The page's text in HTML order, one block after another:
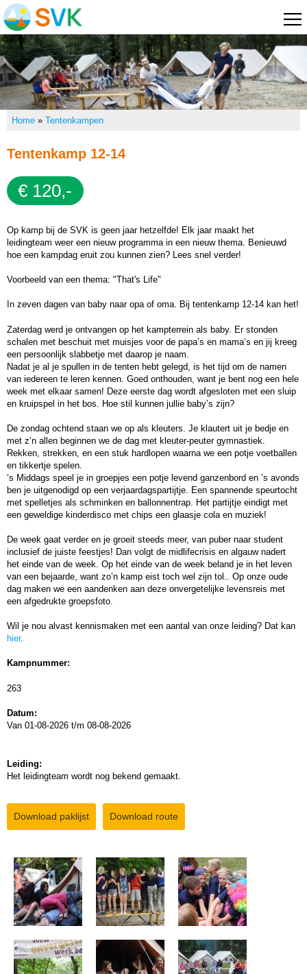
algemene
inhoud
gaan
Home
Tentenkampen
Tentenkamp 7-9
Tentenkamp 10-12
Tentenkamp 15-18
Zeilkamp 15-18
Foto's
Informatie
Bestuur
Deelnemers
Geschiedenis
Leiding
Mee als leiding
Voorwaarden
Veel gestelde vragen
Contact
U bent hier
Home» Tentenkampen
Tentenkamp 12-14
€ 120,-
Op kamp bij de SVK is geen jaar hetzelfde! Elk jaar maakt het
leidingteam weer een nieuw programma in een nieuw thema. Benieuwd
hoe een kampdag eruit zou kunnen zien? Lees snel verder!
Voorbeeld van een thema: "That's Life"
In zeven dagen van baby naar opa of oma. Bij tentenkamp 12-14 kan het!
Zaterdag werd je ontvangen op het kampterrein als baby. Er stonden
schalen met beschuit met muisjes voor de papa’s en mama’s en jij kreeg
een persoonlijk slabbetje met daarop je naam.
Nadat je al je spullen in de tenten hebt gelegd, is het tijd om de namen
van iedereen te leren kennen. Goed onthouden, want je bent nog een hele
week met elkaar samen! Deze eerste dag wordt afgesloten met een sluip
en kruipspel in het bos. Hoe stil kunnen jullie baby’s zijn?
De zondag ochtend staan we op als kleuters. Je klautert uit je bedje en
met z’n allen beginnen we de dag met kleuter-peuter gymnastiek.
Rekken, strekken, en een stuk hardlopen waarna we een potje voetballen
en tikkertje spelen.
‘s Middags speel je in groepjes een potje levend ganzenbord en ’s avonds
ben je uitgenodigd op een verjaardagspartijtje. Een spannende speurtocht
met spelletjes als schminken en ballonnentrap. Het partijtje eindigt met
een geweldige kinderdisco met chips een glaasje cola en muziek!
De week gaat verder en je groeit steeds meer, van puber naar student
inclusief de juiste feestjes! Dan volgt de midlifecrisis en algauw nadert
het einde van de week. Op het einde van de week beland je in het leven
van een bejaarde, want zo’n kamp eist toch wel zijn tol.. Op onze oude
dag maken we een aandenken aan deze onvergetelijke levensreis met
een afgedrukte groepsfoto.
Wil je nou alvast kennismaken met een aantal van onze leiding? Dat kan
hier.
Kampnummer:
263
Datum:
Van 01-08-2026 t/m 08-08-2026
Leiding:
Het leidingteam wordt nog bekend gemaakt.
Download paklijst Download route